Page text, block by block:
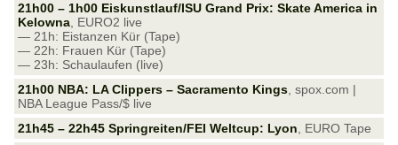
21h00 – 1h00 Eiskunstlauf/ISU Grand Prix: Skate America in
Kelowna , EURO2 live
— 21h: Eistanzen Kür (Tape)
— 22h: Frauen Kür (Tape)
— 23h: Schaulaufen (live)
21h00 NBA: LA Clippers – Sacramento Kings , spox.com |
NBA League Pass/$ live
21h45 – 22h45 Springreiten/FEI Weltcup: Lyon , EURO Tape